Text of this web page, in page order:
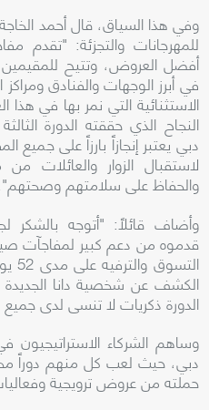
وفي هذا السياق، قال أحمد
للمهرجانات والتجزئة:"تقدم
أفضل العروض، وتتيح للمقيمين
في أبرز الوجهات والفنادق
النجاح الذي حققته الدورة
دبي يعتبر إنجازاً بارزاً على جميع
لاستقبال الزوار والعائلات
والحفاظ على سلامتهم
وأضاف قائلاً: "أتوجه بالشكر
قدموه من دعم كبير لمفاجآت
الكشف عن شخصية دانا
الدورة ذكريات لا تنسى لدى جميع
وساهم الشركاء
دبي، حيث لعب كل منهم دوراً
حملته من عروض ترويجية